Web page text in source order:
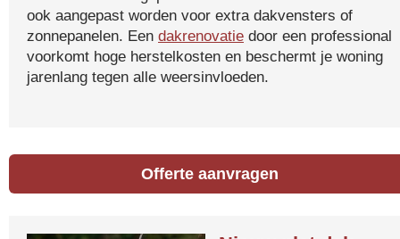
ook aangepast worden voor extra dakvensters of
zonnepanelen. Een dakrenovatie door een professional
voorkomt hoge herstelkosten en beschermt je woning
jarenlang tegen alle weersinvloeden.
Offerte aanvragen